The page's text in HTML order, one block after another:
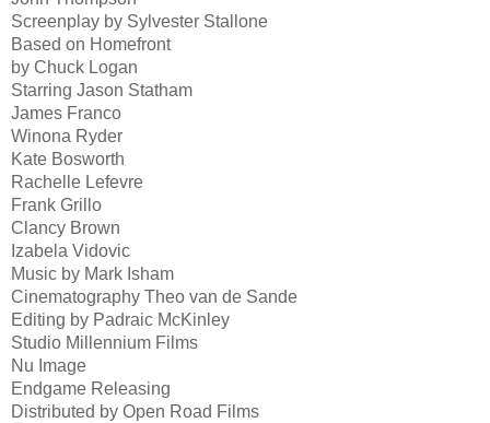
Screenplay by Sylvester Stallone
Based on Homefront
by Chuck Logan
Starring Jason Statham
James Franco
Winona Ryder
Kate Bosworth
Rachelle Lefevre
Frank Grillo
Clancy Brown
Izabela Vidovic
Music by Mark Isham
Cinematography Theo van de Sande
Editing by Padraic McKinley
Studio Millennium Films
Nu Image
Endgame Releasing
Distributed by Open Road Films